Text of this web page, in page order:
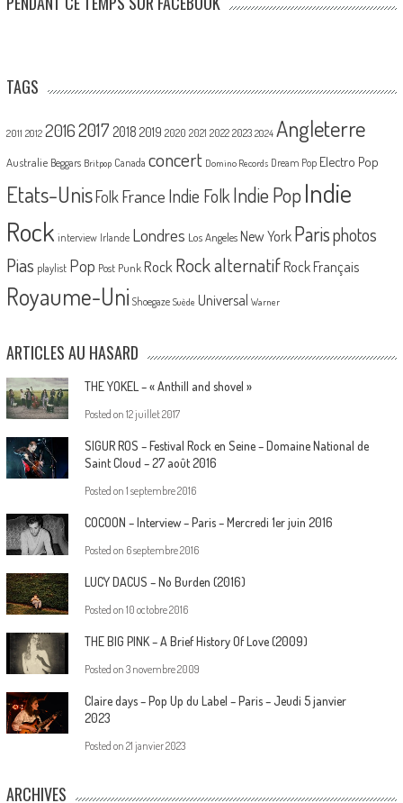
TAGS
2011 2012 20162017 2018 2019 2020 2021 2022 2023 2024 Angleterre
Australie Beggars Britpop Canada concert Domino Records Dream Pop Electro Pop
Etats-UnisFolk France Indie Folk Indie PopIndie
Rock interview Irlande Londres Los Angeles New York Parisphotos
Pias playlist Pop Post Punk Rock Rock alternatif Rock Français
Royaume-Uni Shoegaze Suède Universal Warner
ARTICLES AU HASARD
THE YOKEL – « Anthill and shovel »
Posted on 12 juillet 2017
SIGUR ROS – Festival Rock en Seine – Domaine National de
Saint Cloud – 27 août 2016
Posted on 1 septembre 2016
COCOON – Interview – Paris – Mercredi 1er juin 2016
Posted on 6 septembre 2016
LUCY DACUS – No Burden (2016)
Posted on 10 octobre 2016
THE BIG PINK – A Brief History Of Love (2009)
Posted on 3 novembre 2009
Claire days – Pop Up du Label – Paris – Jeudi 5 janvier
2023
Posted on 21 janvier 2023
ARCHIVES